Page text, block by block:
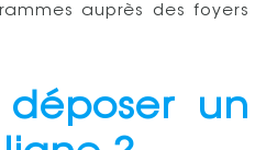
auprès des foyers
un